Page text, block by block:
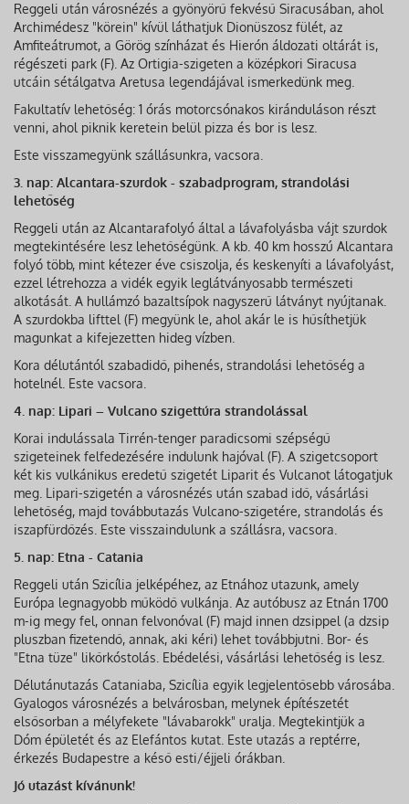
Reggeli után városnézés a gyönyörű fekvésű Siracusában, ahol
Archimédesz "körein" kívül láthatjuk Dionüszosz fülét, az
Amfiteátrumot, a Görög színházat és Hierón áldozati oltárát is,
régészeti park (F). Az Ortigia-szigeten a középkori Siracusa
utcáin sétálgatva Aretusa legendájával ismerkedünk meg.
Fakultatív lehetőség: 1 órás motorcsónakos kiránduláson részt
venni, ahol piknik keretein belül pizza és bor is lesz.
Este visszamegyünk szállásunkra, vacsora.
3. nap: Alcantara-szurdok - szabadprogram, strandolási
lehetőség
Reggeli után az Alcantarafolyó által a lávafolyásba vájt szurdok
megtekintésére lesz lehetőségünk. A kb. 40 km hosszú Alcantara
folyó több, mint kétezer éve csiszolja, és keskenyíti a lávafolyást,
ezzel létrehozza a vidék egyik leglátványosabb természeti
alkotását. A hullámzó bazaltsípok nagyszerű látványt nyújtanak.
A szurdokba lifttel (F) megyünk le, ahol akár le is hűsíthetjük
magunkat a kifejezetten hideg vízben.
Kora délutántól szabadidő, pihenés, strandolási lehetőség a
hotelnél. Este vacsora.
4. nap: Lipari – Vulcano szigettúra strandolással
Korai indulássala Tirrén-tenger paradicsomi szépségű
szigeteinek felfedezésére indulunk hajóval (F). A szigetcsoport
két kis vulkánikus eredetű szigetét Liparit és Vulcanot látogatjuk
meg. Lipari-szigetén a városnézés után szabad idő, vásárlási
lehetőség, majd továbbutazás Vulcano-szigetére, strandolás és
iszapfürdőzés. Este visszaindulunk a szállásra, vacsora.
5. nap: Etna - Catania
Reggeli után Szicília jelképéhez, az Etnához utazunk, amely
Európa legnagyobb működő vulkánja. Az autóbusz az Etnán 1700
m-ig megy fel, onnan felvonóval (F) majd innen dzsippel (a dzsip
pluszban fizetendő, annak, aki kéri) lehet továbbjutni. Bor- és
"Etna tüze" likőrkóstolás. Ebédelési, vásárlási lehetőség is lesz.
Délutánutazás Cataniaba, Szicília egyik legjelentősebb városába.
Gyalogos városnézés a belvárosban, melynek építészetét
elsősorban a mélyfekete "lávabarokk" uralja. Megtekintjük a
Dóm épületét és az Elefántos kutat. Este utazás a reptérre,
érkezés Budapestre a késő esti/éjjeli órákban.
Jó utazást kívánunk!